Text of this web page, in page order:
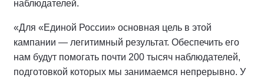
наблюдателей.
«Для «Единой России» основная цель в этой
кампании — легитимный результат. Обеспечить его
нам будут помогать почти 200 тысяч наблюдателей,
подготовкой которых мы занимаемся непрерывно. У